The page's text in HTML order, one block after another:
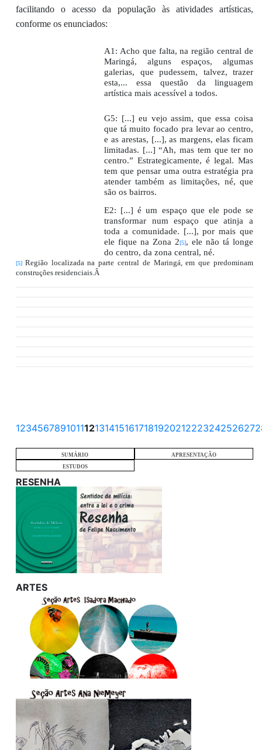
facilitando o acesso da população às atividades artísticas,
conforme os enunciados:
A1: Acho que falta, na região central de
Maringá, alguns espaços, algumas
galerias, que pudessem, talvez, trazer
esta,... essa questão da linguagem
artística mais acessível a todos.
G5: [...] eu vejo assim, que essa coisa
que tá muito focado pra levar ao centro,
e as arestas, [...], as margens, elas ficam
limitadas. [...] “Ah, mas tem que ter no
centro.” Estrategicamente, é legal. Mas
tem que pensar uma outra estratégia pra
atender também as limitações, né, que
são os bairros.
E2: [...] é um espaço que ele pode se
transformar num espaço que atinja a
toda a comunidade. [...], por mais que
ele fique na Zona 2[5], ele não tá longe
do centro, da zona central, né.
[5] Região localizada na parte central de Maringá , em que predominam
construções residenciais.Â
123456789101112131415161718192021222324252627
SUMÁRIO
APRESENTAÇÃO
ESTUDOS
RESENHA
ARTES